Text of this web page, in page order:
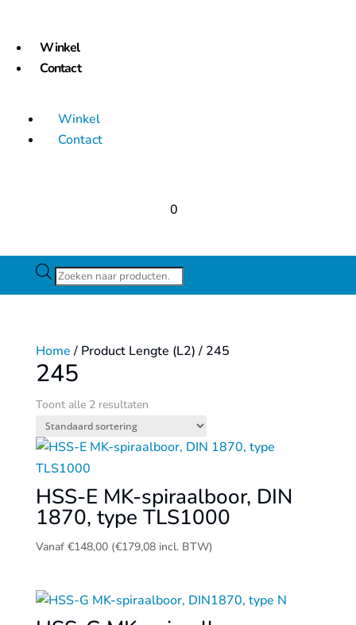
Winkel
Contact
Winkel
Contact
0
Producten
zoeken
Home/ Product Lengte (L2) / 245
245
Toont alle 2 resultaten
HSS-E MK-spiraalboor, DIN
1870, type TLS1000
Vanaf €148,00 (€179,08incl. BTW)